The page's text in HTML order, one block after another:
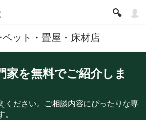
ット・畳屋・床材店
家を無料でご紹介しま
ください。ご相談内容にぴったりな専